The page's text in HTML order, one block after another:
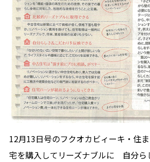
12月13日号のフクオカビィーキ・住
宅を購入してリーズナブルに 自分ら